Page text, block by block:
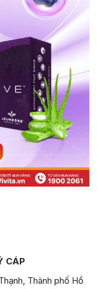
CÁP
Thành phố Hồ